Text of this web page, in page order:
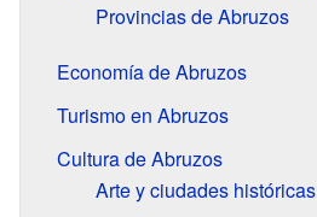
Provincias de Abruzos
Economía de Abruzos
Turismo en Abruzos
Cultura de Abruzos
Arte y ciudades históricas